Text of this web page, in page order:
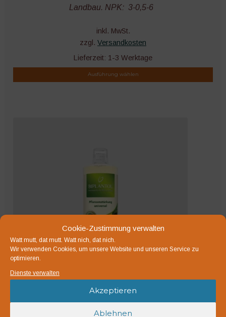
Cookie-Zustimmung verwalten
Watt mutt, dat mutt. Watt nich, dat nich.
Wir verwenden Cookies, um unsere Website und unseren Service zu
optimieren.
Dienste verwalten
Akzeptieren
Ablehnen
Landbau. NPK: 3-0,5-6
inkl. MwSt.
zzgl. Versandkosten
Lieferzeit: 1-3 Werktage
Ausführung wählen
der
gewählt
werden
Biplantol Vital NT